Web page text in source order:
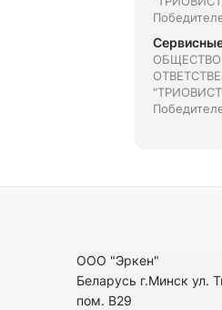
ООО "Эркен"
Беларусь г.Минск ул.
пом. В29